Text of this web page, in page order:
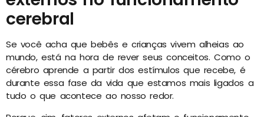
cerebral
Se você acha que bebês e crianças vivem alheias ao
mundo, está na hora de rever seus conceitos. Como o
cérebro aprende a partir dos estímulos que recebe, é
durante essa fase da vida que estamos mais ligados a
tudo o que acontece ao nosso redor.